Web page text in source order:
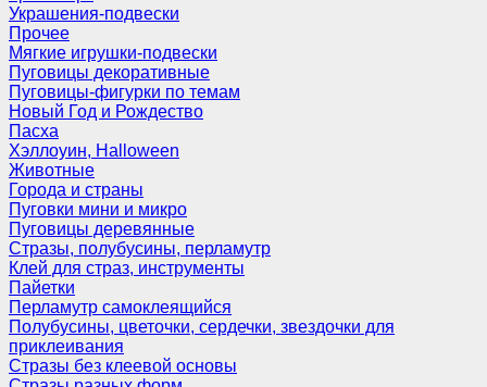
Украшения-подвески
Прочее
Мягкие игрушки-подвески
Пуговицы декоративные
Пуговицы-фигурки по темам
Новый Год и Рождество
Пасха
Хэллоуин, Halloween
Животные
Города и страны
Пуговки мини и микро
Пуговицы деревянные
Стразы, полубусины, перламутр
Клей для страз, инструменты
Пайетки
Перламутр самоклеящийся
Полубусины, цветочки, сердечки, звездочки для
приклеивания
Стразы без клеевой основы